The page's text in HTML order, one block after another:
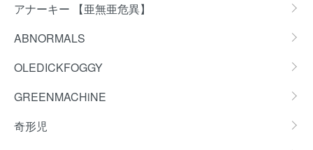
アナーキー 【亜無亜危異】
ABNORMALS
OLEDICKFOGGY
GREENMACHiNE
奇形児